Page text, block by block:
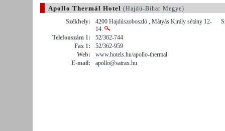
Apollo Thermál Hotel (Hajdú-Bihar Megye)
Székhely:
4200 Hajdúszoboszló , Mátyás Király sétány 12-
14.
Telefonszám 1:
52/362-744
Fax 1:
52/362-959
Web:
www.hotels.hu/apollo-thermal
E-mail:
apollo@satrax.hu